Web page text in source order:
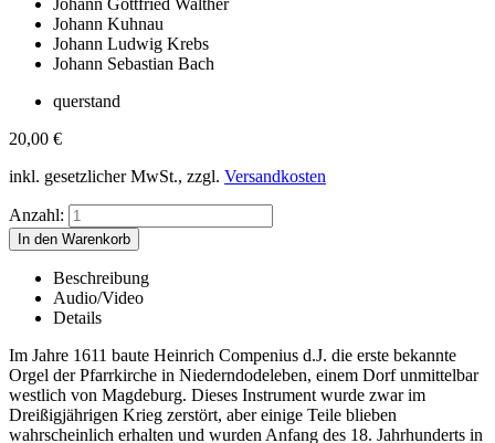
Johann Kuhnau
Johann Ludwig Krebs
Johann Sebastian Bach
querstand
20,00 €
inkl. gesetzlicher MwSt., zzgl. Versandkosten
Anzahl:
Beschreibung
Audio/Video
Details
Im Jahre 1611 baute Heinrich Compenius d.J. die erste bekannte
Orgel der Pfarrkirche in Niederndodeleben, einem Dorf unmittelbar
westlich von Magdeburg. Dieses Instrument wurde zwar im
Dreißigjährigen Krieg zerstört, aber einige Teile blieben
wahrscheinlich erhalten und wurden Anfang des 18. Jahrhunderts in